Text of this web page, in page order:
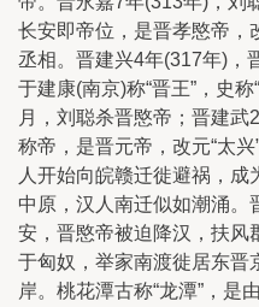
长安即帝位，是晋孝愍帝，
丞相。晋建兴4年(317年)，
于建康(南京)称“晋王”，史称
月，刘聪杀晋愍帝；晋建
称帝，是晋元帝，改元“太
人开始向皖赣迁徙避祸，成
中原，汉人南迁似如潮涌。
安，晋愍帝被迫降汉，扶风
于匈奴，举家南渡徙居东晋
岸。桃花潭古称“龙潭”，是